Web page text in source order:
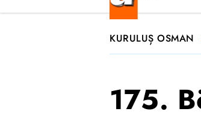
KURULUŞ OSMAN
175.